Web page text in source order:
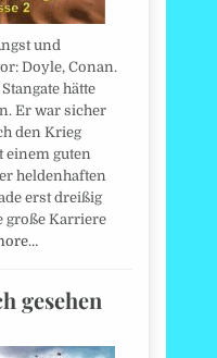
und
Doyle, Conan.
hätte
Er war sicher
den Krieg
einem guten
heldenhaften
erst dreißig
große Karriere
gesehen